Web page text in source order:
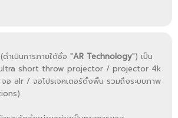
(ดำเนินการภายใต้ชื่อ "AR Technology") เป็น
ultra short throw projector / projector 4k
alr / จอโปรเจคเตอร์ตั้งพื้น รวมถึงระบบภาพ